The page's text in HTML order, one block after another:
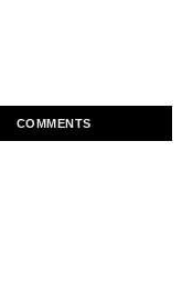
COMMENTS